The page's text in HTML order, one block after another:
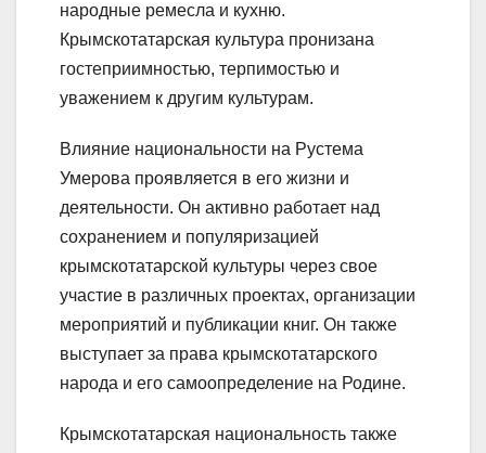
народные ремесла и кухню.
Крымскотатарская культура пронизана
гостеприимностью, терпимостью и
уважением к другим культурам.
Влияние национальности на Рустема
Умерова проявляется в его жизни и
деятельности. Он активно работает над
сохранением и популяризацией
крымскотатарской культуры через свое
участие в различных проектах, организации
мероприятий и публикации книг. Он также
выступает за права крымскотатарского
народа и его самоопределение на Родине.
Крымскотатарская национальность также